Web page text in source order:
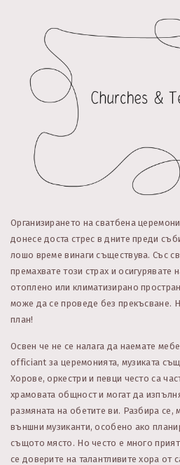
Организирането на сватбена
донесе доста стрес в дните преди
лошо време винаги съществува. Със
премахвате този страх и осигурявате
отоплено или климатизирано
може да се проведе без прекъсване.
план!
Освен че не се налага да наемате
officiant за церемонията, музиката
Хорове, оркестри и певци често са
храмовата общност и могат да
размяната на обетите ви. Разбира се,
външни музиканти, особено ако
същото място. Но често е много
се доверите на талантливите хора от